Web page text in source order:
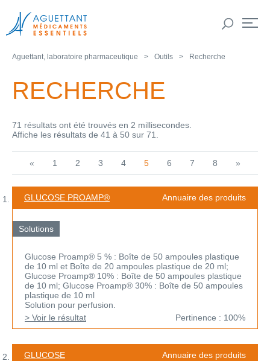
Aguettant, laboratoire pharmaceutique Outils Recherche
RECHERCHE
71 résultats ont été trouvés en 2 millisecondes.
Affiche les résultats de 41 à 50 sur 71.
« 1 2 3 4 5 6 7 8 »
GLUCOSE PROAMP® Annuaire des produits
Solutions
Glucose Proamp® 5 % : Boîte de 50 ampoules plastique
de 10 ml et Boîte de 20 ampoules plastique de 20 ml;
Glucose Proamp® 10% : Boîte de 50 ampoules plastique
de 10 ml; Glucose Proamp® 30% : Boîte de 50 ampoules
plastique de 10 ml
Solution pour perfusion.
> Voir le résultat
Pertinence : 100%
GLUCOSE Annuaire des produits